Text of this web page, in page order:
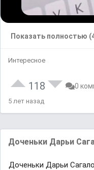
Показать полностью
Интересное
118 0
5 лет назад
Доченьки Дарьи
Доченьки Дарьи